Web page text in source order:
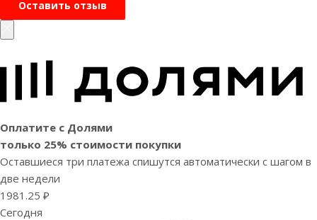
Оставить отзыв
Оплатите с Долями
только 25% стоимости покупки
Оставшиеся три платежа спишутся автоматически с шагом в
две недели
1981.25 ₽
Сегодня